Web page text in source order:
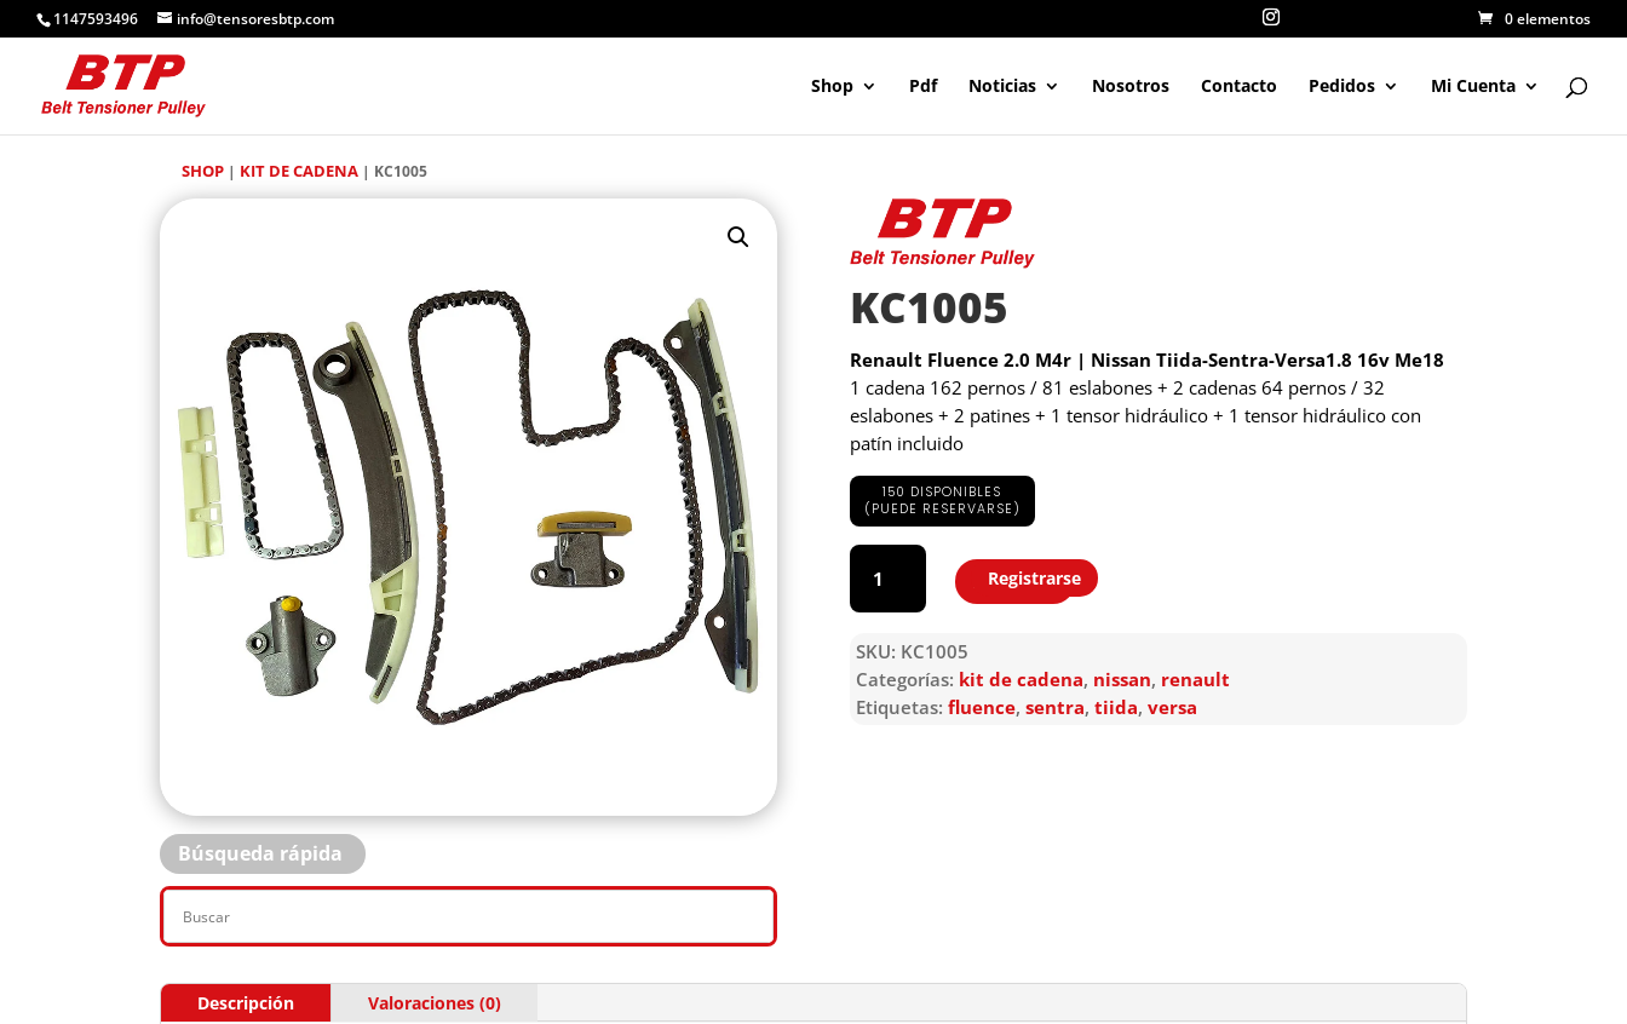
1147593496 info@tensoresbtp.com 0 elementos
Shop Pdf Noticias Nosotros Contacto Pedidos Mi Cuenta
SHOP | KIT DE CADENA | KC1005
Búsqueda rápida
KC1005
Renault Fluence 2.0 M4r | Nissan Tiida-Sentra-Versa1.8 16v Me18
1 cadena 162 pernos / 81 eslabones + 2 cadenas 64 pernos / 32
eslabones + 2 patines + 1 tensor hidráulico + 1 tensor hidráulico con
patín incluido
150 DISPONIBLES
(PUEDE RESERVARSE)
KC1005
cantidad
Agregar
Registrarse
SKU: KC1005
Categorías: kit de cadena, nissan, renault
Etiquetas: fluence, sentra, tiida, versa
Descripción Valoraciones (0)